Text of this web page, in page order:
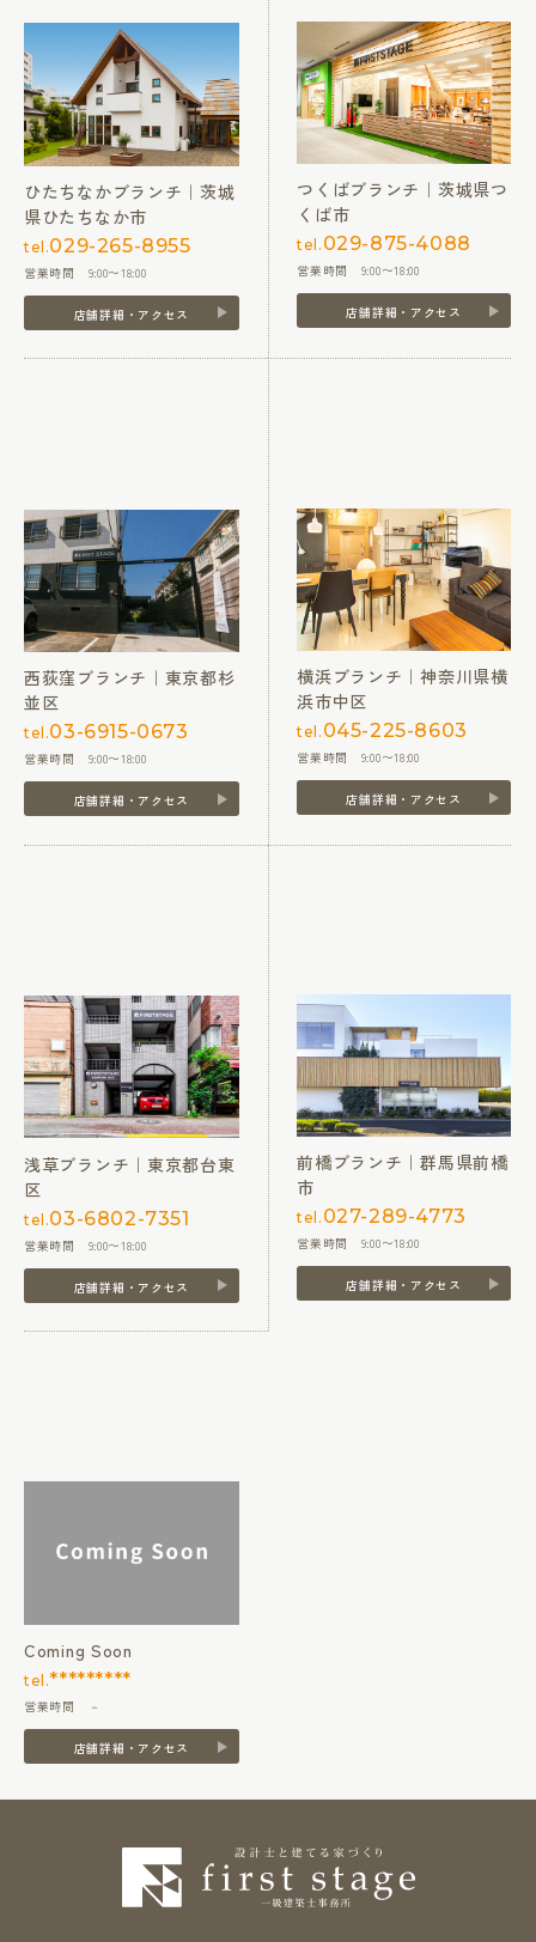
ひたちなかブランチ｜茨城
県ひたちなか市
tel.029-265-8955
営業時間 9:00〜18:00
店舗詳細・アクセス
つくばブランチ｜茨城県つ
くば市
tel. 029-875-4088
営業時間 9:00〜18:00
店舗詳細・アクセス
西荻窪ブランチ｜東京都杉
並区
tel.03-6915-0673
営業時間 9:00〜18:00
店舗詳細・アクセス
横浜ブランチ｜神奈川県横
浜市中区
tel. 045-225-8603
営業時間 9:00〜18:00
店舗詳細・アクセス
浅草ブランチ｜東京都台東
区
tel.03-6802-7351
営業時間 9:00〜18:00
店舗詳細・アクセス
前橋ブランチ｜群馬県前橋
市
tel. 027-289-4773
営業時間 9:00〜18:00
店舗詳細・アクセス
Coming Soon
tel.*********
営業時間 －
店舗詳細・アクセス